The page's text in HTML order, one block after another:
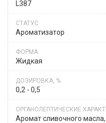
L387
Ароматизатор
Жидкая
0,2 - 0,5
Аромат сливочного